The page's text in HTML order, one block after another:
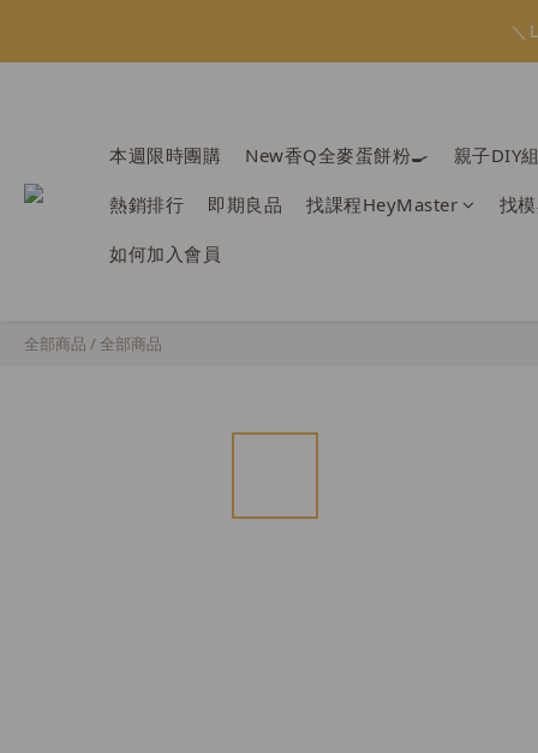
會員限定：＼
本週限時團購 New香Q全麥蛋餅粉🍳 親子DIY
熱銷排行 即期良品 找課程HeyMaster 找
如何加入會員
全部商品 / 全部商品